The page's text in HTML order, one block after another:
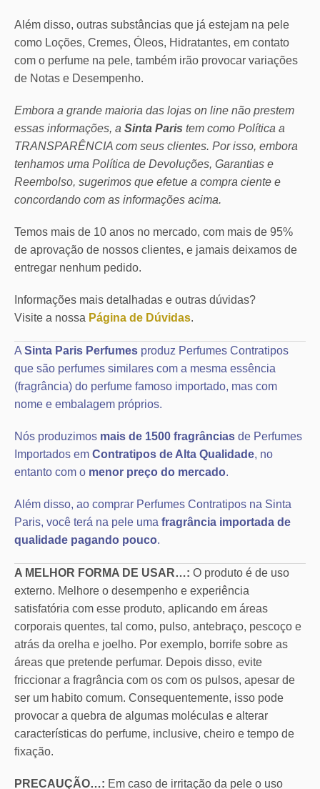
Além disso, outras substâncias que já estejam na pele
como Loções, Cremes, Óleos, Hidratantes, em contato
com o perfume na pele, também irão provocar variações
de Notas e Desempenho.
Embora a grande maioria das lojas on line não prestem
essas informações, a Sinta Paris tem como Política a
TRANSPARÊNCIA com seus clientes. Por isso, embora
tenhamos uma Política de Devoluções, Garantias e
Reembolso, sugerimos que efetue a compra ciente e
concordando com as informações acima.
Temos mais de 10 anos no mercado, com mais de 95%
de aprovação de nossos clientes, e jamais deixamos de
entregar nenhum pedido.
Informações mais detalhadas e outras dúvidas?
Visite a nossa Página de Dúvidas.
A Sinta Paris Perfumes produz Perfumes Contratipos
que são perfumes similares com a mesma essência
(fragrância) do perfume famoso importado, mas com
nome e embalagem próprios.
Nós produzimos mais de 1500 fragrâncias de Perfumes
Importados em Contratipos de Alta Qualidade, no
entanto com o menor preço do mercado.
Além disso, ao comprar Perfumes Contratipos na Sinta
Paris, você terá na pele uma fragrância importada de
qualidade pagando pouco.
A MELHOR FORMA DE USAR…: O produto é de uso
externo. Melhore o desempenho e experiência
satisfatória com esse produto, aplicando em áreas
corporais quentes, tal como, pulso, antebraço, pescoço e
atrás da orelha e joelho. Por exemplo, borrife sobre as
áreas que pretende perfumar. Depois disso, evite
friccionar a fragrância com os com os pulsos, apesar de
ser um habito comum. Consequentemente, isso pode
provocar a quebra de algumas moléculas e alterar
características do perfume, inclusive, cheiro e tempo de
fixação.
PRECAUÇÃO…: Em caso de irritação da pele o uso